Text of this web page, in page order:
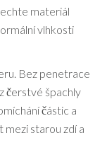
materiál
vlhkosti
Bez penetrace
čerstvé špachly
částic a
mezi starou zdí a